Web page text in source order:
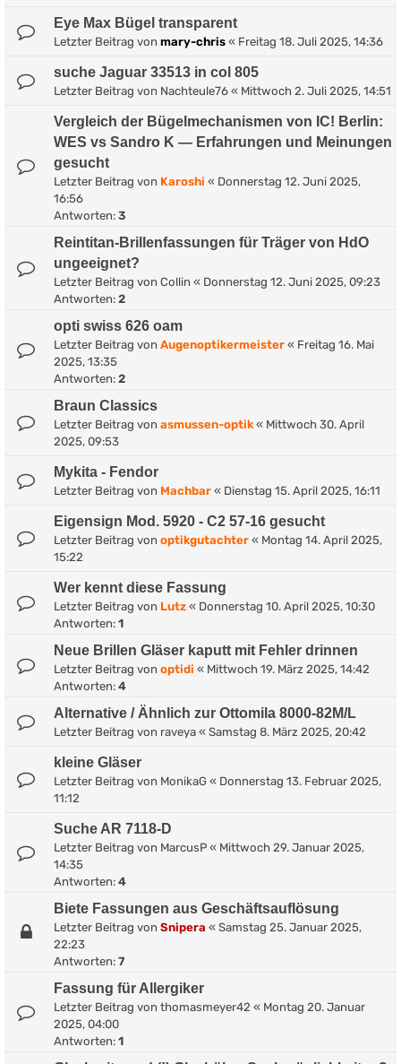
Eye Max Bügel transparent
Letzter Beitrag von mary-chris « Freitag 18. Juli 2025, 14:36
suche Jaguar 33513 in col 805
Letzter Beitrag von Nachteule76 « Mittwoch 2. Juli 2025, 14:51
Vergleich der Bügelmechanismen von IC! Berlin:
WES vs Sandro K — Erfahrungen und Meinungen
gesucht
Letzter Beitrag von Karoshi « Donnerstag 12. Juni 2025,
16:56
Antworten: 3
Reintitan-Brillenfassungen für Träger von HdO
ungeeignet?
Letzter Beitrag von Collin « Donnerstag 12. Juni 2025, 09:23
Antworten: 2
opti swiss 626 oam
Letzter Beitrag von Augenoptikermeister « Freitag 16. Mai
2025, 13:35
Antworten: 2
Braun Classics
Letzter Beitrag von asmussen-optik « Mittwoch 30. April
2025, 09:53
Mykita - Fendor
Letzter Beitrag von Machbar « Dienstag 15. April 2025, 16:11
Eigensign Mod. 5920 - C2 57-16 gesucht
Letzter Beitrag von optikgutachter « Montag 14. April 2025,
15:22
Wer kennt diese Fassung
Letzter Beitrag von Lutz « Donnerstag 10. April 2025, 10:30
Antworten: 1
Neue Brillen Gläser kaputt mit Fehler drinnen
Letzter Beitrag von optidi « Mittwoch 19. März 2025, 14:42
Antworten: 4
Alternative / Ähnlich zur Ottomila 8000-82M/L
Letzter Beitrag von raveya « Samstag 8. März 2025, 20:42
kleine Gläser
Letzter Beitrag von MonikaG « Donnerstag 13. Februar 2025,
11:12
Suche AR 7118-D
Letzter Beitrag von MarcusP « Mittwoch 29. Januar 2025,
14:35
Antworten: 4
Biete Fassungen aus Geschäftsauflösung
Letzter Beitrag von Snipera « Samstag 25. Januar 2025,
22:23
Antworten: 7
Fassung für Allergiker
Letzter Beitrag von thomasmeyer42 « Montag 20. Januar
2025, 04:00
Antworten: 1